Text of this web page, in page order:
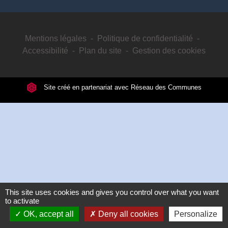
Mentions légales - Politique de confidentialité -
Accessibilité - Plan du site - Gestion des cookies
Site créé en partenariat avec Réseau des Communes
This site uses cookies and gives you control over what you want
to activate
OK, accept all
Deny all cookies Personalize